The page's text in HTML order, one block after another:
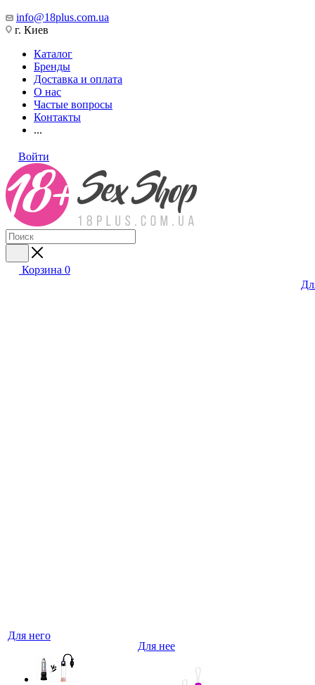
info@18plus.com.ua
г. Киев
Каталог
Бренды
Доставка и оплата
О нас
Частые вопросы
Контакты
...
Войти
Корзина 0
Для него
Для нее